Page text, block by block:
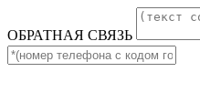
ОБРАТНАЯ СВЯЗЬ